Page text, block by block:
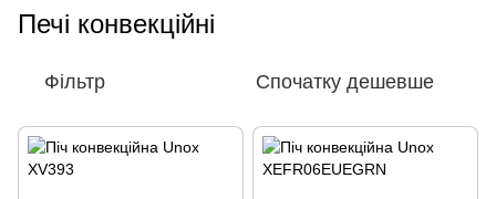
Печі конвекційні
Фільтр Спочатку дешевше